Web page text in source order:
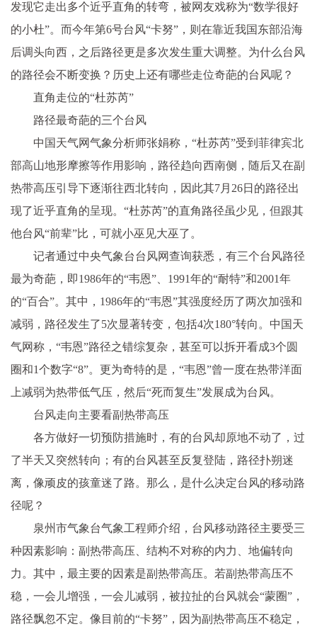
发现它走出多个近乎直角的转弯，被网友戏称为“数学很好
的小杜”。而今年第6号台风“卡努”，则在靠近我国东部沿海
后调头向西，之后路径更是多次发生重大调整。为什么台风
的路径会不断变换？历史上还有哪些走位奇葩的台风呢？
直角走位的“杜苏芮”
路径最奇葩的三个台风
中国天气网气象分析师张娟称，“杜苏芮”受到菲律宾北
部高山地形摩擦等作用影响，路径趋向西南侧，随后又在副
热带高压引导下逐渐往西北转向，因此其7月26日的路径出
现了近乎直角的呈现。“杜苏芮”的直角路径虽少见，但跟其
他台风“前辈”比，可就小巫见大巫了。
记者通过中央气象台台风网查询获悉，有三个台风路径
最为奇葩，即1986年的“韦恩”、1991年的“耐特”和2001年
的“百合”。其中，1986年的“韦恩”其强度经历了两次加强和
减弱，路径发生了5次显著转变，包括4次180°转向。中国天
气网称，“韦恩”路径之错综复杂，甚至可以拆开看成3个圆
圈和1个数字“8”。更为奇特的是，“韦恩”曾一度在热带洋面
上减弱为热带低气压，然后“死而复生”发展成为台风。
台风走向主要看副热带高压
各方做好一切预防措施时，有的台风却原地不动了，过
了半天又突然转向；有的台风甚至反复登陆，路径扑朔迷
离，像顽皮的孩童迷了路。那么，是什么决定台风的移动路
径呢？
泉州市气象台气象工程师介绍，台风移动路径主要受三
种因素影响：副热带高压、结构不对称的内力、地偏转向
力。其中，最主要的因素是副热带高压。若副热带高压不
稳，一会儿增强，一会儿减弱，被拉扯的台风就会“蒙圈”，
路径飘忽不定。像目前的“卡努”，因为副热带高压不稳定，